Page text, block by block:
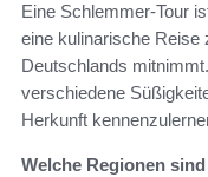
Eine Schlemmer-Tour
eine kulinarische Reise
Deutschlands
verschiedene
Herkunft
Welche Regionen